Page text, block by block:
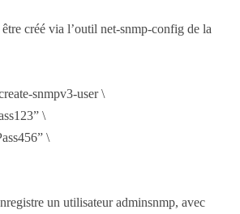
créé via l’outil net-snmp-config de la
snmpv3-user \
\
\
un utilisateur adminsnmp, avec